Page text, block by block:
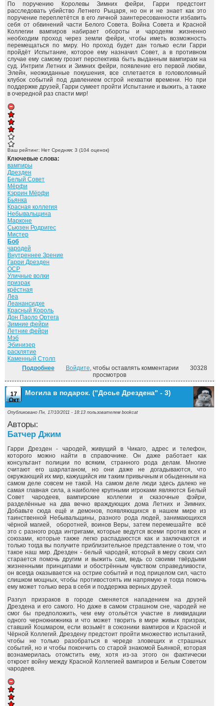
По поручению Королевы Зимних фейри, Гарри предстоит
расследовать убийство Летнего Рыцаря, но он и не знает как это
поручение переплетётся в его личной заинтересованности избавить
себя от обвинений части Белого Совета. Война Совета и Красной
Коллегии вампиров набирает обороты и чародеям жизненно
необходим проход через земли фейри, чтобы иметь возможность
перемещаться по миру. Но проход будет дан только если Гарри
пройдёт Испытание, которое ему назначил Совет, а в противном
случае ему самому грозит перспектива быть выданным вампирам на
суд. Интриги Летних и Зимних фейри, появление его первой любви,
Элейн, неожиданные покушения, все сплетается в головоломный
клубок событий под давлением острой нехватки времени. Но при
поддержке друзей, Гарри сумеет пройти Испытание и выжить, а также
в очередной раз спасти мир!
Ваш рейтинг: Нет Средняя: 3 (104 оценок)
Ключевые слова:
вампиры
Дрезден
Белый Совет
Мёрфи
Кэррин Мёрфи
Бьянка
Красная коллегия
Небывальщина
Марконе
Сьюзен Родригес
Мистер
Боб
чародей
Внутреннее Зрение
Гарри Дрезден
ОСР
Уличные волки
призрак
крёстная
Леа
Леанансидхе
Красный Король
Дон Паоло Ортега
Зимние фейри
Летние фейри
Мэб
Эбинизер
расклятие
Каменный Столп
Подробнеео Летний рыцарь. ("Досье Дрездена" - 4)
Войдите, чтобы оставлять комментарии
30328
просмотров
17
Окт
Могила в подарок. ("Досье Дрездена" - 3)
Опубликовано Пн, 17/10/2011 - 18:13 пользователем bookcat
Авторы:
Батчер Джим
Гарри Дрезден - чародей, живущий в Чикаго, адрес и телефон,
которого можно найти в справочнике. Он даже работает как
консультант полиции по всяким, странного рода делам. Многие
считают его шарлатаном, но они даже не догадываются, что
окружающий их мир, кажущийся им таким привычным и обыденным на
самом деле совсем не такой. На самом деле люди здесь далеко не
самая главная сила, а наиболее крупными игроками являются Белый
Совет чародеев, вампирские коллегии и сказочные фэйри,
разделённые на два вечно враждующих дома Летних и Зимних.
Добавьте сюда ещё и демонов, появляющихся в нашем мире из
таинственной Небывальщины, разного рода людей, занимающихся
чёрной магией, оборотней, воинов Веры, затем перемешайте всё
это с разного рода интригами, которые ведутся всеми против всех и
союзами, которые также легко распадаюстся как и заключаются и
только тогда вы получите приблизительное представление о том, что
такое наш мир. Дрезден - белый чародей, который в меру своих сил
старается помочь другим и выжить сам, ведь со своими твёрдыми
жизненными принципами и обострённым чувством справедливости,
он всегда оказывается на острие событий и под прицелом сил, часто
слишком мощных, чтобы противостоять им напрямую и тогда помочь
ему может только вера в себя и поддержка верных друзей.
Разгул призраков в городе сменяется нападением на друзей
Дрездена и его самого. Но даже в самом страшном сне, чародей не
смог бы предположить, чем ему отольётся участие в ликвидации
одного чернокнижника и что может творить в мире живых призрак,
ставший Кошмаром, если возьмёт в союзники вампиров и Красной и
Чёрной Коллегий. Дрездену предстоит пройти множество испытаний,
чтобы не только разобраться в череде зловещих и страшных
событий, но и чтобы покончить со старой знакомой Бьянкой, которая
вознамерилась отомстить ему, хотя из-за этого он фактически
откроет войну между Красной Коллегией вампиров и Белым Советом
чародеев.